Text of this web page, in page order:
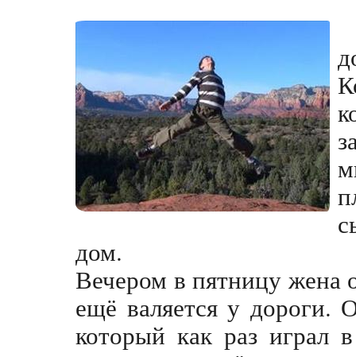
дом.
Вечером в пятницу жена
ещё валяется у дороги.
который как раз играл